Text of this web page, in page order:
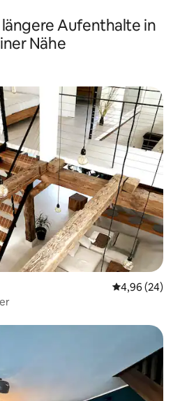
Aufenthalte in
Nähe
4,96 (24)